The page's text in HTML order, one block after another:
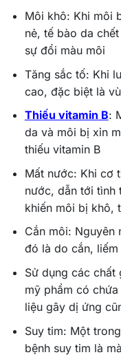
Môi khô: Khi môi
nẻ, tế bào da
sự đổi màu môi
Tăng sắc tố: Khi
cao, đặc biệt là
Thiếu vitamin B:
da và môi bị xỉn
thiếu vitamin B
Mất nước: Khi cơ
nước, dẫn tới tình
khiến môi bị khô,
Cắn môi: Nguyên
đó là do cắn,
Sử dụng các
mỹ phẩm có
liệu gây dị ứng
Suy tim: Một
bệnh suy tim là